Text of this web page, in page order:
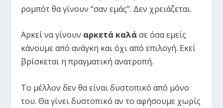
ρομπότ θα γίνουν “σαν εμάς”. Δεν χρειάζεται.
Αρκεί να γίνουν αρκετά καλάσε όσα εμείς
κάνουμε από ανάγκη και όχι από επιλογή. Εκεί
βρίσκεται η πραγματική ανατροπή.
Το μέλλον δεν θα είναι δυστοπικό από μόνο
του. Θα γίνει δυστοπικό αν το αφήσουμε χωρίς